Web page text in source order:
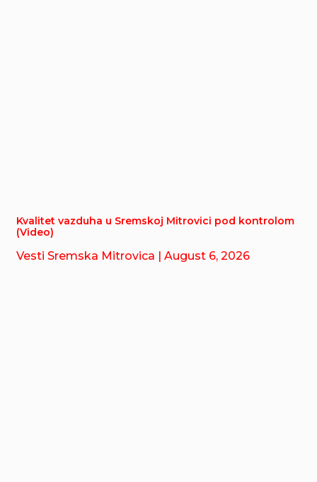
Kvalitet vazduha u Sremskoj Mitrovici pod kontrolom
(Video)
Vesti Sremska Mitrovica | August 6, 2026